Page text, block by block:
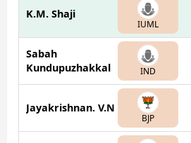
K.M. Shaji
IUML
Sabah
Kundupuzhakkal
IND
Jayakrishnan. V.N
BJP